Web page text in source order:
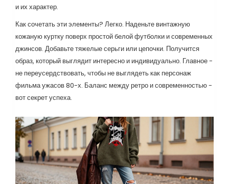
и их характер.
Как сочетать эти элементы? Легко. Наденьте винтажную
кожаную куртку поверх простой белой футболки и современных
джинсов. Добавьте тяжелые серьги или цепочки. Получится
образ, который выглядит интересно и индивидуально. Главное -
не переусердствовать, чтобы не выглядеть как персонаж
фильма ужасов 80-х. Баланс между ретро и современностью -
вот секрет успеха.